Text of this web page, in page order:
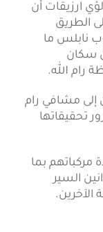
ارزيقات أن
الطريق
نابلس ما
3 منهم من سكان
إلى مشافي رام
تحقيقاتها
مركباتهم بما
السير
الآخرين.